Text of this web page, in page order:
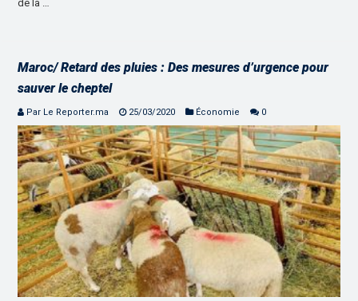
de la …
Maroc/ Retard des pluies : Des mesures d’urgence pour
sauver le cheptel
Par Le Reporter.ma 25/03/2020 Économie 0